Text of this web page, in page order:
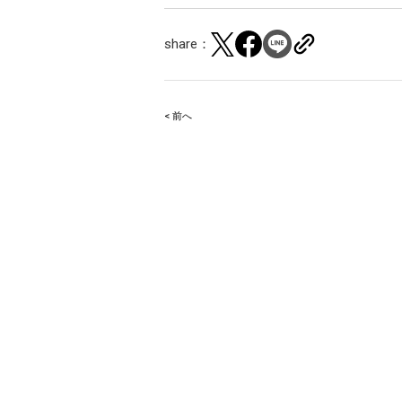
share：
Post
< 前へ